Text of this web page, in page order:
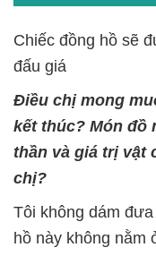
Chiếc đồng hồ sẽ
đấu giá
Điều chị mong
kết thúc? Món đồ
thần và giá trị vật
chị?
Tôi không dám
hồ này không nằm